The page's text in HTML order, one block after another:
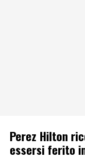
Perez Hilton
essersi ferito